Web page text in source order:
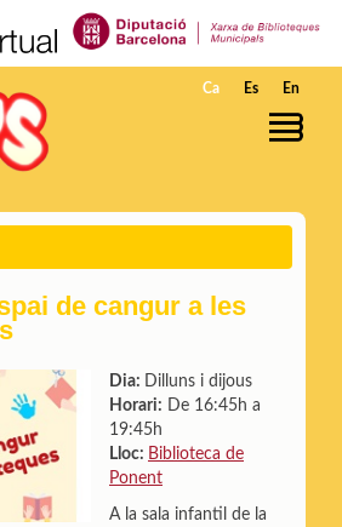
Ca Es En
de cangur a les
Dia: Dilluns i dijous
Horari: De 16:45h a
19:45h
Lloc: Biblioteca de
Ponent
A la sala infantil de la